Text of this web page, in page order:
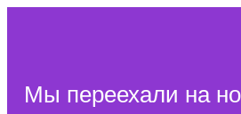
Мы переехали на